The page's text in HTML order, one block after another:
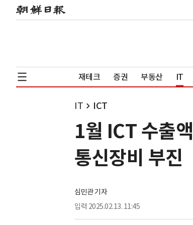
재테크 증권 부동산 IT
IT ICT
1월 ICT 수출
통신장비 부진
심민관 기자
입력 2025.02.13. 11:45